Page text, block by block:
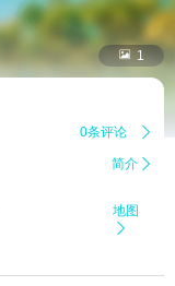
 1
0条评论 
简介 
地图
